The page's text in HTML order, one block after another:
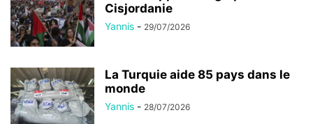
Cisjordanie
Yannis - 29/07/2026
La Turquie aide 85 pays dans le
monde
Yannis - 28/07/2026